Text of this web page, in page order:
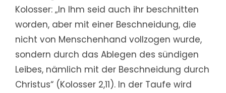
Kolosser: „In Ihm seid auch ihr beschnitten
worden, aber mit einer Beschneidung, die
nicht von Menschenhand vollzogen wurde,
sondern durch das Ablegen des sündigen
Leibes, nämlich mit der Beschneidung durch
Christus“ (Kolosser 2,11). In der Taufe wird